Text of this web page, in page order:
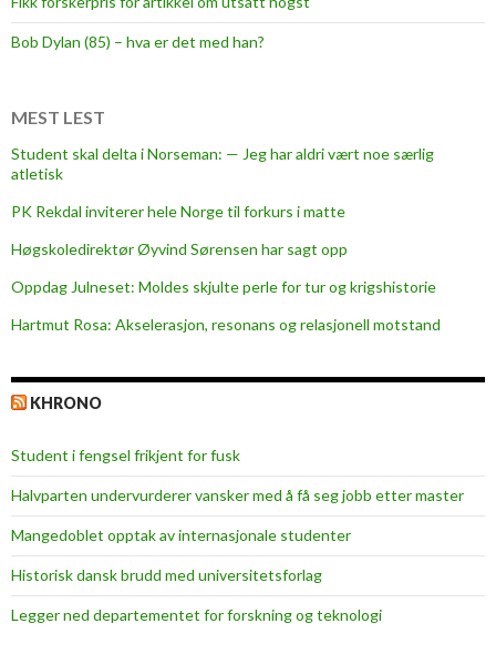
ø
r
r
s
v
n
g
å
l
e
s
t
r
ø
Bob Dylan (85) – hva er det med han?
MEST LEST
Student skal delta i Norseman: — Jeg har aldri vært noe særlig
atletisk
PK Rekdal inviterer hele Norge til forkurs i matte
Høgskoledirektør Øyvind Sørensen har sagt opp
Oppdag Julneset: Moldes skjulte perle for tur og krigshistorie
Hartmut Rosa: Akselerasjon, resonans og relasjonell motstand
KHRONO
Student i fengsel frikjent for fusk
Halvparten undervurderer vansker med å få seg jobb etter master
Mangedoblet opptak av internasjonale studenter
Historisk dansk brudd med universitetsforlag
Legger ned departementet for forskning og teknologi